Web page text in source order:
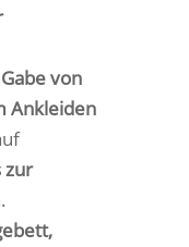
von
Ankleiden
zur